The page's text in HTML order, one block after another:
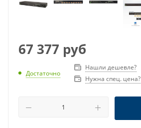
67 377 руб
Достаточно
Нашли дешевле?
Нужна спец. цена?